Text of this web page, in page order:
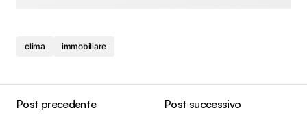
clima immobiliare
Post precedente
Post successivo